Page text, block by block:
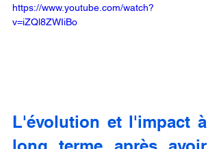
https://www.youtube.com/watch?
v=iZQl8ZWIiBo
L'évolution et l'impact à